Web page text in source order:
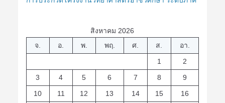
สิงหาคม 2026
จ.
อ. พ. พฤ. ศ. ส.
อา.
1
2
3
4 5 6 7 8
9
10
11 12 13 14 15
16